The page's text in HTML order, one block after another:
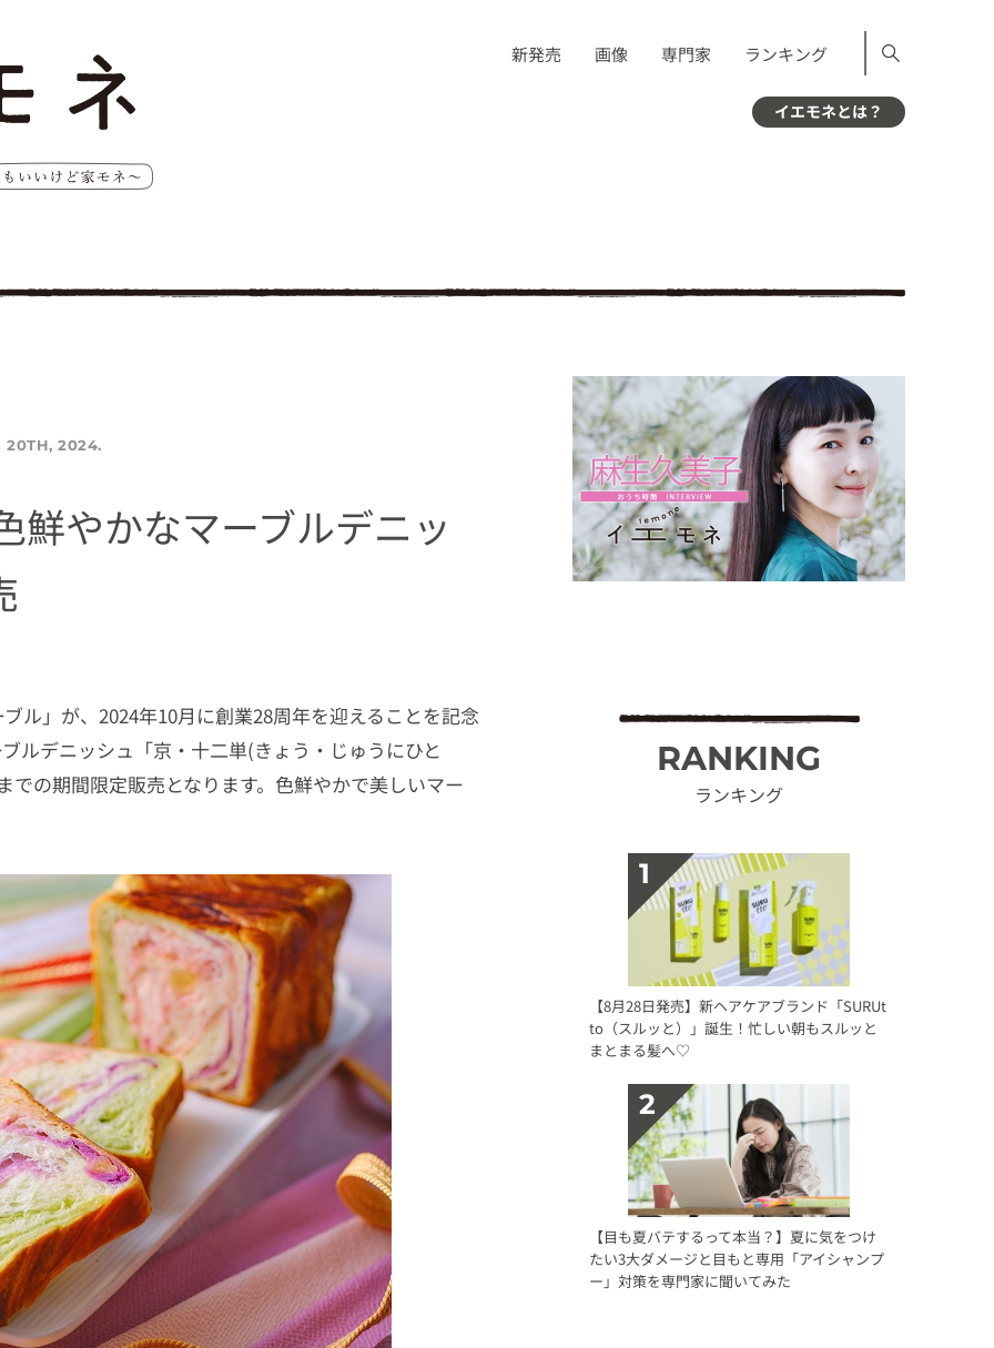
新発売 画像 専門家 ランキング
イエモネとは？
20TH, 2024.
鮮やかなマーブルデニッ
ル」が、2024年10月に創業28周年を迎えることを記念
ルデニッシュ「京・十二単(きょう・じゅうにひと
の期間限定販売となります。色鮮やかで美しいマー
RANKING
ランキング
【8月28日発売】新ヘアケアブランド「SURUt
to（スルッと）」誕生！忙しい朝もスルッと
まとまる髪へ♡
【目も夏バテするって本当？】夏に気をつけ
たい3大ダメージと目もと専用「アイシャンプ
ー」対策を専門家に聞いてみた